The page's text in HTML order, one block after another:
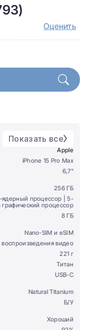
Оценить
Показать все
Apple
iPhone 15 Pro Max
6,7"
256 ГБ
ядерный процессор | 5-
процессор
8 ГБ
Nano-SIM и eSIM
видео
221 г
Титан
USB-C
Natural Titanium
Б/У
Хороший